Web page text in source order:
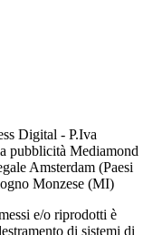
Digital - P.Iva
pubblicità Mediamond
Amsterdam (Paesi
Monzese (MI)
e/o riprodotti è
di sistemi di